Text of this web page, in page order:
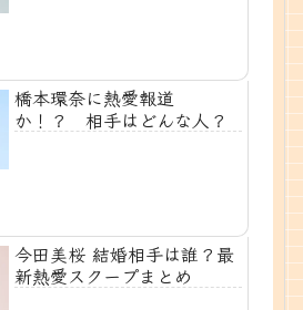
橋本環奈に熱愛報道
か！？ 相手はどんな人？
今田美桜 結婚相手は誰？最
新熱愛スクープまとめ